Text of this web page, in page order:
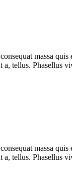
massa
tellus. Phasellus
massa
tellus. Phasellus